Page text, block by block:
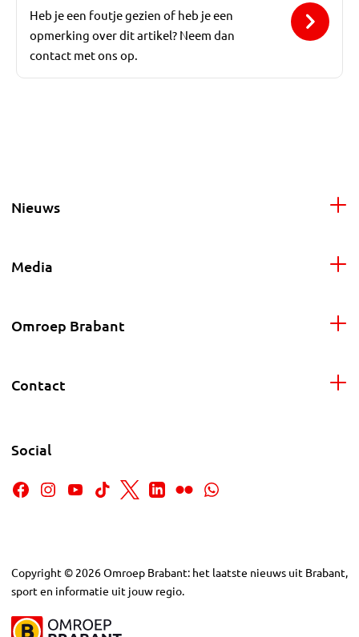
Heb je een foutje gezien of heb je een
opmerking over dit artikel? Neem dan
contact met ons op.
Nieuws
Media
Omroep Brabant
Contact
Social
Copyright © 2026Omroep Brabant: het laatste nieuws uit Brabant,
sport en informatie uit jouw regio.